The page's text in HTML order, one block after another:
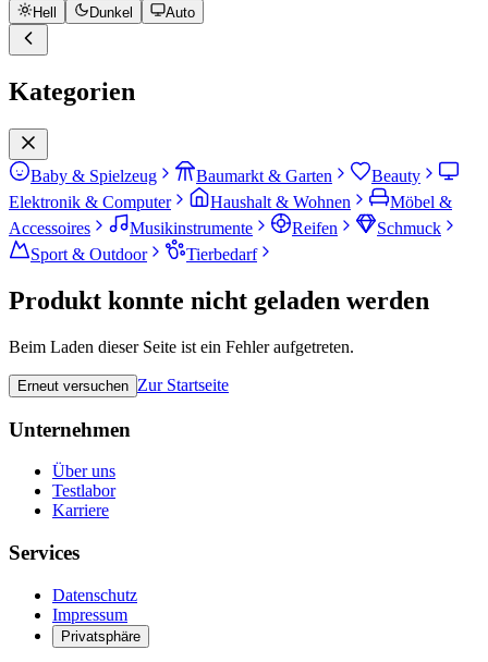
Hell Dunkel Auto
Kategorien
Baby & Spielzeug Baumarkt & Garten
Beauty
Elektronik & Computer
Haushalt & Wohnen
Möbel &
Accessoires
Musikinstrumente Reifen
Schmuck
Sport & Outdoor
Tierbedarf
Produkt konnte nicht geladen werden
Beim Laden dieser Seite ist ein Fehler aufgetreten.
Erneut versuchen Zur Startseite
Unternehmen
Über uns
Testlabor
Karriere
Services
Datenschutz
Impressum
Privatsphäre